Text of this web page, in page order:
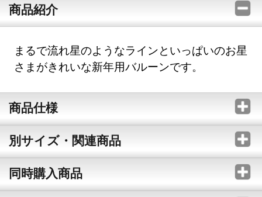
商品紹介
まるで流れ星のようなラインといっぱいのお星
さまがきれいな新年用バルーンです。
商品仕様
別サイズ・関連商品
同時購入商品